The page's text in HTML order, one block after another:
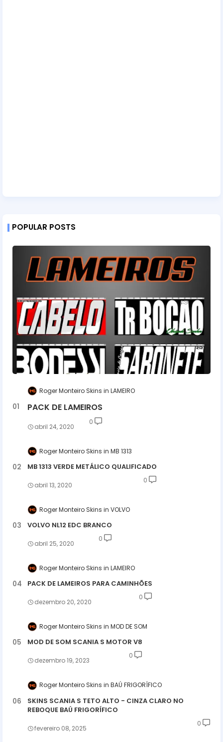
POPULAR POSTS
Roger Monteiro Skins LAMEIRO
PACK DE LAMEIROS
abril 24, 2020
0
Roger Monteiro Skins MB 1313
MB 1313 VERDE METÁLICO QUALIFICADO
abril 13, 2020
0
Roger Monteiro Skins VOLVO
VOLVO NL12 EDC BRANCO
abril 25, 2020
0
Roger Monteiro Skins LAMEIRO
PACK DE LAMEIROS PARA CAMINHÕES
dezembro 20, 2020
0
Roger Monteiro Skins MOD DE SOM
MOD DE SOM SCANIA S MOTOR V8
dezembro 19, 2023
0
Roger Monteiro Skins BAÚ FRIGORÍFICO
SKINS SCANIA S TETO ALTO - CINZA CLARO NO
REBOQUE BAÚ FRIGORÍFICO
fevereiro 08, 2025
0